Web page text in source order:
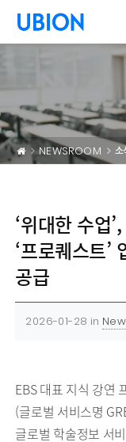
메뉴 건너 뛰기
NEWSROOM 소
‘위대한 수업
‘프로퀘스트’
공급
2026-01-28 in
EBS 대표 지식 강연
(글로벌 서비스명
글로벌 학술정보 서